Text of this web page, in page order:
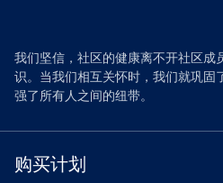
我们坚信，社区的健康离不开社区成
识。当我们相互关怀时，我们就巩固
强了所有人之间的纽带。
购买计划